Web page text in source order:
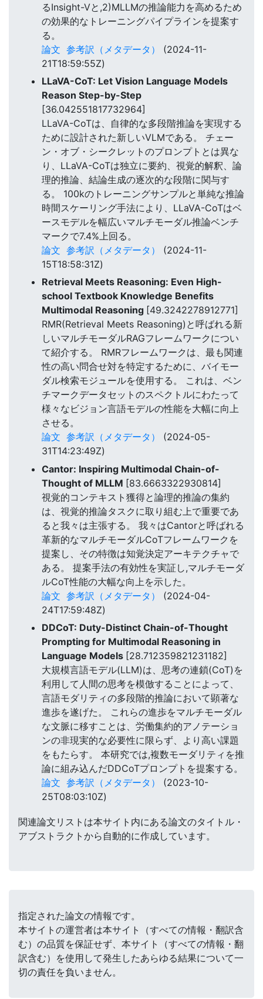
るInsight-Vと,2)MLLMの推論能力を高めるため
の効果的なトレーニングパイプラインを提案す
る。
論文 参考訳（メタデータ）
(2024-11-
21T18:59:55Z)
LLaVA-CoT: Let Vision Language Models
Reason Step-by-Step
[36.042551817732964]
LLaVA-CoTは、自律的な多段階推論を実現する
ために設計された新しいVLMである。 チェー
ン・オブ・シークレットのプロンプトとは異な
り、LLaVA-CoTは独立に要約、視覚的解釈、論
理的推論、結論生成の逐次的な段階に関与す
る。 100kのトレーニングサンプルと単純な推論
時間スケーリング手法により、LLaVA-CoTはベ
ースモデルを幅広いマルチモーダル推論ベンチ
マークで7.4%上回る。
論文 参考訳（メタデータ）
(2024-11-
15T18:58:31Z)
Retrieval Meets Reasoning: Even High-
school Textbook Knowledge Benefits
Multimodal Reasoning [49.3242278912771]
RMR(Retrieval Meets Reasoning)と呼ばれる新
しいマルチモーダルRAGフレームワークについ
て紹介する。 RMRフレームワークは、最も関連
性の高い問合せ対を特定するために、バイモー
ダル検索モジュールを使用する。 これは、ベン
チマークデータセットのスペクトルにわたって
様々なビジョン言語モデルの性能を大幅に向上
させる。
論文 参考訳（メタデータ）
(2024-05-
31T14:23:49Z)
Cantor: Inspiring Multimodal Chain-of-
Thought of MLLM [83.6663322930814]
視覚的コンテキスト獲得と論理的推論の集約
は、視覚的推論タスクに取り組む上で重要であ
ると我々は主張する。 我々はCantorと呼ばれる
革新的なマルチモーダルCoTフレームワークを
提案し、その特徴は知覚決定アーキテクチャで
ある。 提案手法の有効性を実証し,マルチモーダ
ルCoT性能の大幅な向上を示した。
論文 参考訳（メタデータ）
(2024-04-
24T17:59:48Z)
DDCoT: Duty-Distinct Chain-of-Thought
Prompting for Multimodal Reasoning in
Language Models [28.712359821231182]
大規模言語モデル(LLM)は、思考の連鎖(CoT)を
利用して人間の思考を模倣することによって、
言語モダリティの多段階的推論において顕著な
進歩を遂げた。 これらの進歩をマルチモーダル
な文脈に移すことは、労働集約的アノテーショ
ンの非現実的な必要性に限らず、より高い課題
をもたらす。 本研究では,複数モーダリティを推
論に組み込んだDDCoTプロンプトを提案する。
論文 参考訳（メタデータ）
(2023-10-
25T08:03:10Z)
関連論文リストは本サイト内にある論文のタイトル・
アブストラクトから自動的に作成しています。
指定された論文の情報です。
本サイトの運営者は本サイト（すべての情報・翻訳含
む）の品質を保証せず、本サイト（すべての情報・翻
訳含む）を使用して発生したあらゆる結果について一
切の責任を負いません。